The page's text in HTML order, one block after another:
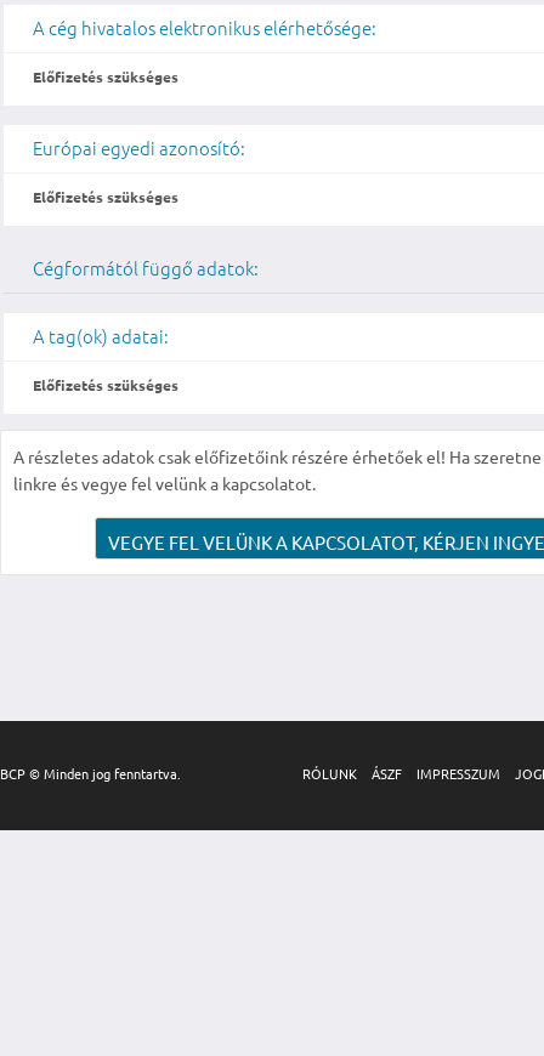
A cég hivatalos elektronikus elérhetősége:
Előfizetés szükséges
Európai egyedi azonosító:
Előfizetés szükséges
Cégformától függő adatok:
A tag(ok) adatai:
Előfizetés szükséges
A részletes adatok csak előfizetőink részére érhetőek el! Ha
linkre és vegye fel velünk a kapcsolatot.
VEGYE FEL VELÜNK A KAPCSOLATOT, KÉRJEN
BCP © Minden jog fenntartva. RÓLUNK ÁSZF IMPRESSZUM